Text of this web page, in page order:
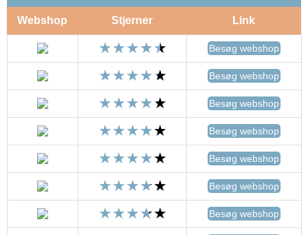
Webshop Stjerner Link
Besøg webshop
Besøg webshop
Besøg webshop
Besøg webshop
Besøg webshop
Besøg webshop
Besøg webshop